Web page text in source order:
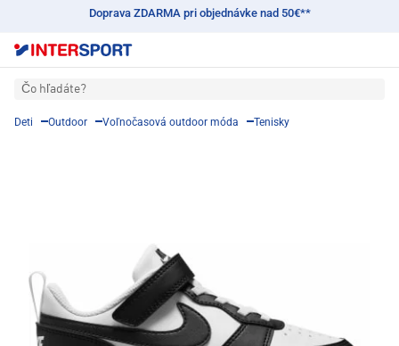
Doprava ZDARMA pri objednávke nad 50€**
Čo hľadáte?
Deti Outdoor Voľnočasová outdoor móda Tenisky